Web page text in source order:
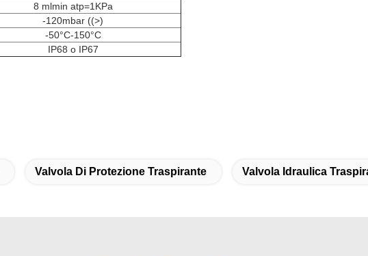
8 mlmin atp=1KPa
-120mbar ((>)
-50°C-150°C
IP68 o IP67
Valvola Di Protezione Traspirante Valvola Idraulica